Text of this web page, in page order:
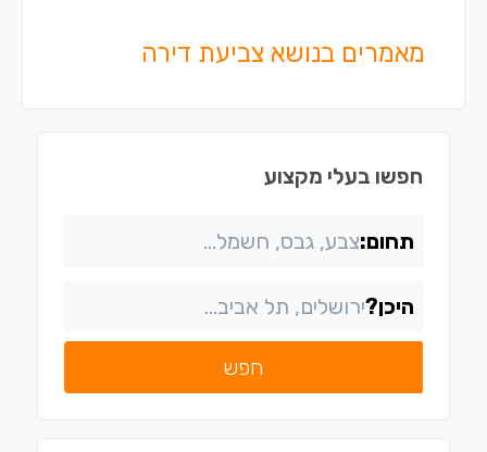
מאמרים בנושא צביעת דירה
חפשו בעלי מקצוע
תחום:
היכן?
חפש